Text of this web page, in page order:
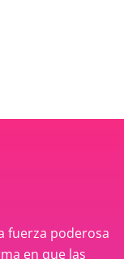
fuerza poderosa
en que las